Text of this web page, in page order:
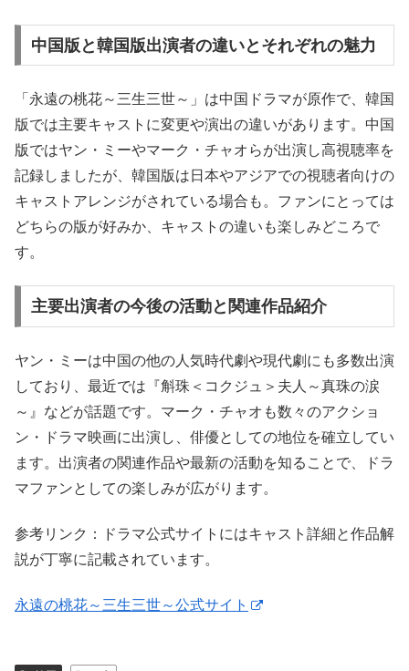
中国版と韓国版出演者の違いとそれぞれの魅力
「永遠の桃花～三生三世～」は中国ドラマが原作で、韓国
版では主要キャストに変更や演出の違いがあります。中国
版ではヤン・ミーやマーク・チャオらが出演し高視聴率を
記録しましたが、韓国版は日本やアジアでの視聴者向けの
キャストアレンジがされている場合も。ファンにとっては
どちらの版が好みか、キャストの違いも楽しみどころで
す。
主要出演者の今後の活動と関連作品紹介
ヤン・ミーは中国の他の人気時代劇や現代劇にも多数出演
しており、最近では『斛珠＜コクジュ＞夫人～真珠の涙
～』などが話題です。マーク・チャオも数々のアクショ
ン・ドラマ映画に出演し、俳優としての地位を確立してい
ます。出演者の関連作品や最新の活動を知ることで、ドラ
マファンとしての楽しみが広がります。
参考リンク：ドラマ公式サイトにはキャスト詳細と作品解
説が丁寧に記載されています。
永遠の桃花～三生三世～公式サイト